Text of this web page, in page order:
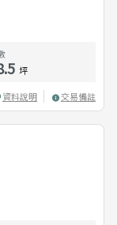
坪
資料說明 交易備註